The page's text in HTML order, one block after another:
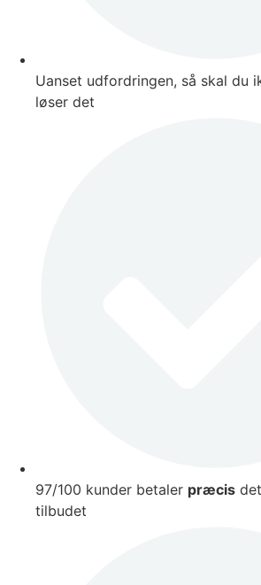
Uanset udfordringen, så skal du
løser det
97/100 kunder betaler præcis
tilbudet